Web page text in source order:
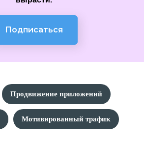
Подписаться
Продвижение приложений
Мотивированный трафик